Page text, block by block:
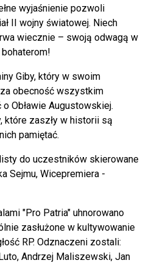
wyjaśnienie pozwoli
II wojny światowej. Niech
wiecznie – swoją odwagą w
bohaterom!
Giby, który w swoim
obecność wszystkim
Obławie Augustowskiej.
które zaszły w historii są
pamiętać.
do uczestników skierowane
Sejmu, Wicepremiera -
"Pro Patria" uhnorowano
zasłużone w kultywowanie
RP. Odznaczeni zostali:
Andrzej Maliszewski, Jan